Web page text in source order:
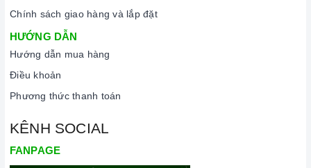
Chính sách giao hàng và lắp đặt
HƯỚNG DẪN
Hướng dẫn mua hàng
Điều khoản
Phương thức thanh toán
KÊNH SOCIAL
FANPAGE